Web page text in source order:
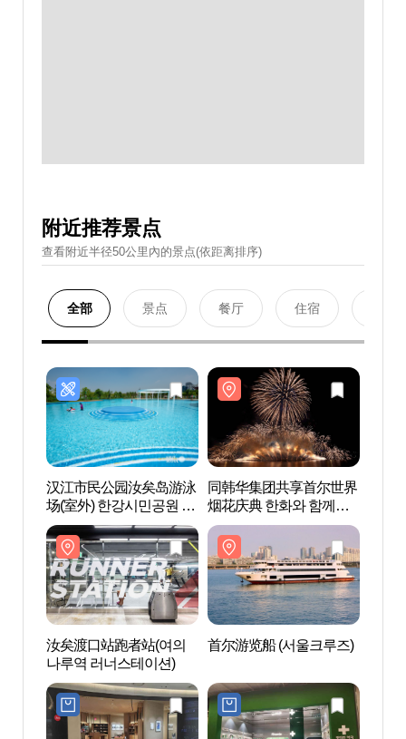
附近推荐景点
查看附近半径50公里內的景点(依距离排序)
全部 景点 餐厅 住宿
汉江市民公园汝矣岛游泳
场(室外) 한강시민공원 여
의도수영장(실외)
同韩华集团共享首尔世界
烟花庆典 한화와 함께하
는 서울세계불꽃축제
汝矣渡口站跑者站(여의
나루역 러너스테이션)
首尔游览船 (서울크루즈)